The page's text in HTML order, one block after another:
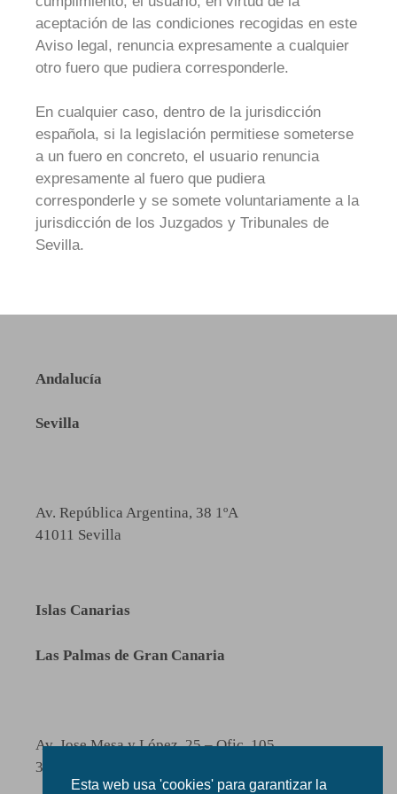
aceptación de las condiciones recogidas en este
Aviso legal, renuncia expresamente a cualquier
otro fuero que pudiera corresponderle.
En cualquier caso, dentro de la jurisdicción
española, si la legislación permitiese someterse
a un fuero en concreto, el usuario renuncia
expresamente al fuero que pudiera
corresponderle y se somete voluntariamente a la
jurisdicción de los Juzgados y Tribunales de
Sevilla.
Andalucía
Sevilla
Av. República Argentina, 38 1ºA
41011 Sevilla
Islas Canarias
Las Palmas de Gran Canaria
Av. Jose Mesa y López, 25 – Ofic. 105
35010 Las Palmas de Gran Canaria
Esta web usa 'cookies' para garantizar la